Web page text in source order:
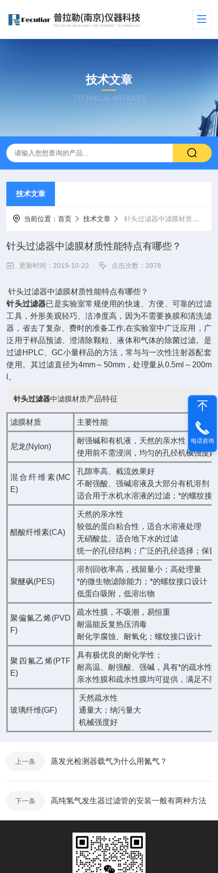
技术文章
TECHNICAL ARTICLES
技术文章
当前位置：首页 技术文章 针头过滤器中滤膜材质性能特点有哪些？
针头过滤器中滤膜材质性能特点有哪些？
更新时间：2019-10-22 点击次数：3978
针头过滤器中滤膜材质性能特点有哪些？
针头过滤器已是实验室常规使用的快速、方便、可靠的过滤
工具，外形美观轻巧、洁净度高，因为不需要换膜和清洗滤
器，省去了复杂、费时的准备工作,在实验室中广泛应用，广
泛用于样品预滤、澄清除颗粒、液体和气体的除菌过滤。是
过滤HPLC、GC小量样品的方法，常与与一次性注射器配套
使用。其过滤直径为4mm～50mm，处理量从0.5ml～200m
l。
针头过滤器中滤膜材质产品特征
滤膜材质 主要性能
尼龙(Nylon)
耐强碱和有机液，天然的亲水性
使用前不需浸润，均匀的孔径机械强度
混合纤维素(MC
E)
孔隙率高、截流效果好
不耐强酸、强碱溶液及大部分有机溶剂
适合用于水机水溶液的过滤；*的螺纹接
醋酸纤维素(CA)
天然的亲水性
较低的蛋白粘合性，适合水溶液处理
无硝酸盐。适合地下水的过滤
统一的孔径结构；广泛的孔径选择；保
聚醚砜(PES)
溶剂回收率高，残留量小；高处理量
*的微生物滤除能力；*的螺纹接口设计
低蛋白吸附，低溶出物
聚偏氟乙烯(PVD
F)
疏水性膜，不吸潮，易恒重
耐温能反复热压消毒
耐化学腐蚀、耐氧化；螺纹接口设计
聚四氟乙烯(PTF
E)
具有极优良的耐化学性；
耐高温、耐强酸、强碱，具有*的疏水性
亲水性膜和疏水性膜均可提供，满足不
玻璃纤维(GF)
天然疏水性
通量大；纳污量大
机械强度好
上一条 蒸发光检测器载气为什么用氮气？
下一条 高纯氢气发生器过滤管的安装一般有两种方法
电话咨询